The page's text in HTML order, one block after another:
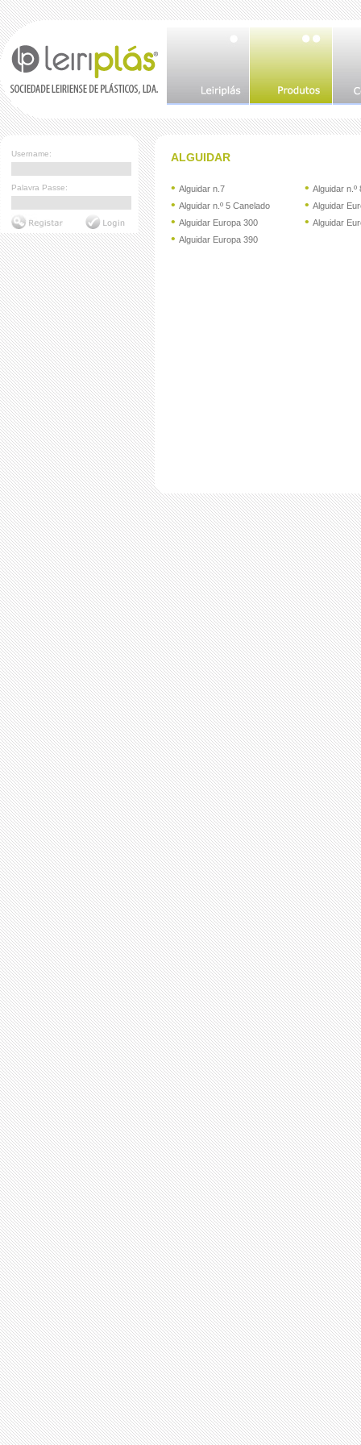
Username:
Palavra Passe:
ALGUIDAR
• Alguidar n.7 • Alguidar n.º
• Alguidar n.º 5 Canelado • Alguidar
• Alguidar Europa 300 • Alguidar
• Alguidar Europa 390